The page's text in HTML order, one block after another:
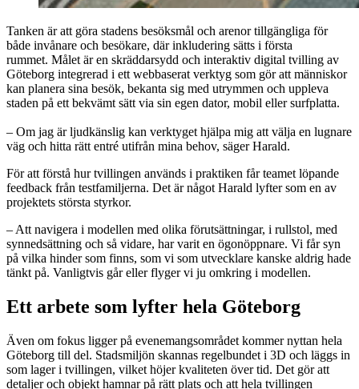
Tanken är att göra stadens besöksmål och arenor tillgängliga för
både invånare och besökare, där inkludering sätts i första
rummet. Målet är en skräddarsydd och interaktiv digital tvilling av
Göteborg integrerad i ett webbaserat verktyg som gör att människor
kan planera sina besök, bekanta sig med utrymmen och uppleva
staden på ett bekvämt sätt via sin egen dator, mobil eller surfplatta.
– Om jag är ljudkänslig kan verktyget hjälpa mig att välja en lugnare
väg och hitta rätt entré utifrån mina behov, säger Harald.
För att förstå hur tvillingen används i praktiken får teamet löpande
feedback från testfamiljerna. Det är något Harald lyfter som en av
projektets största styrkor.
– Att navigera i modellen med olika förutsättningar, i rullstol, med
synnedsättning och så vidare, har varit en ögonöppnare. Vi får syn
på vilka hinder som finns, som vi som utvecklare kanske aldrig hade
tänkt på. Vanligtvis går eller flyger vi ju omkring i modellen.
Ett arbete som lyfter hela Göteborg
Även om fokus ligger på evenemangsområdet kommer nyttan hela
Göteborg till del. Stadsmiljön skannas regelbundet i 3D och läggs in
som lager i tvillingen, vilket höjer kvaliteten över tid. Det gör att
detaljer och objekt hamnar på rätt plats och att hela tvillingen